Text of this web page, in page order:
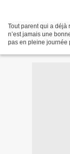
Tout parent qui a déjà
n’est jamais une
pas en pleine journée